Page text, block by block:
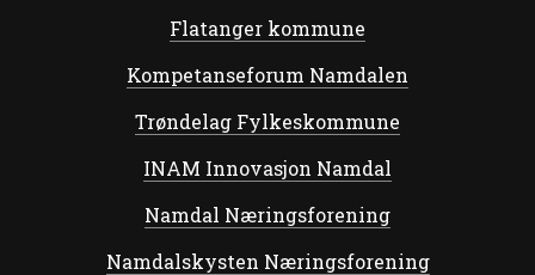
Flatanger kommune
Kompetanseforum Namdalen
Trøndelag Fylkeskommune
INAM Innovasjon Namdal
Namdal Næringsforening
Namdalskysten Næringsforening